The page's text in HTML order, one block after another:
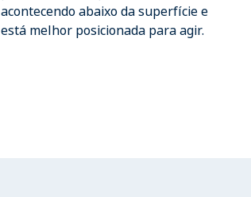
acontecendo abaixo da superfície e
está melhor posicionada para agir.